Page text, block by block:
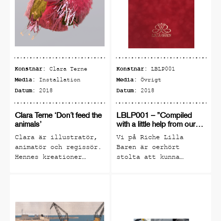
tar avstamp i Rainer
Maria Rilkes ickeroman
Malte Laurids Brigges
anteckningar. Den
skildrar en ung man
med
författarambitioner
som kommit till Paris,
där han i utanförskap
förstå sig själv och
tillvaron.
Konstnär: Clara Terne
Media: Installation
Datum: 2018
Clara Terne ‘Don´t feed the
animals’
Clara är illustratör,
animatör och regissör.
Hennes kreationer
som man blir sugen på
att sticka handen
Konstnär: LBLP001
Media: Övrigt
Datum: 2018
LBLP001 – ”Compiled
with a little help from our
friends”
Vi på Riche Lilla
Baren är oerhört
stolta att kunna
med totalt tio spår,